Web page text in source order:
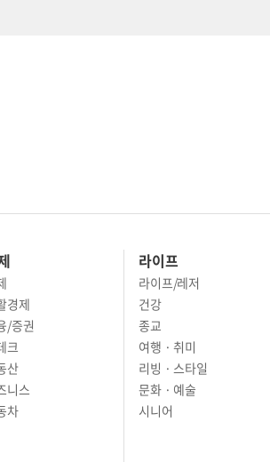
경제
/증권
크
산
니스
차
라이프
라이프/레저
건강
종교
여행 · 취미
리빙 · 스타일
문화 · 예술
시니어